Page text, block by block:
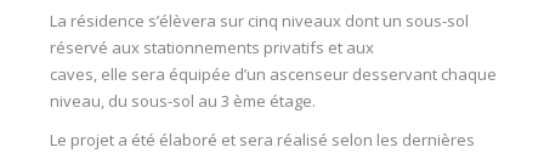
La résidence s’élèvera sur cinq niveaux dont un sous-sol
réservé aux stationnements privatifs et aux
caves, elle sera équipée d’un ascenseur desservant chaque
niveau, du sous-sol au 3 ème étage.
Le projet a été élaboré et sera réalisé selon les dernières